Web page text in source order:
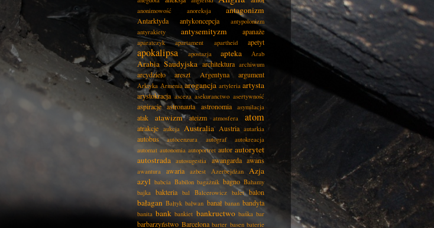
anonimowość anoreksja antagonizm
Antarktyda antykoncepcja
antypolonizm
antyrakiety
antysemityzm apanaże
aparatczyk apartament apartheid apetyt
apokalipsa apostazja apteka Arab
Arabia Saudyjska architektura archiwum
arcydzieło areszt Argentyna argument
Arktyka Armenia arogancja artyleria artysta
arystokracja asceza asekuranctwo asertywność
aspiracje astronauta astronomia asymilacja
atak atawizm ateizm atmosfera atom
atrakcje aukcja Australia Austria autarkia
autobus autocenzura autograf
autokreacja
automat autonomia autoportret autor autorytet
autostrada autosugestia awangarda awans
awantura awaria azbest Azerbejdżan
Azja
azyl babcia Babilon bagażnik bagno Bahamy
bajka bakteria bal Balcerowicz balet balon
bałagan Bałtyk bałwan banał banan bandyta
banita bank bankiet bankructwo bańka bar
barbarzyństwo Barcelona barter basen baterie